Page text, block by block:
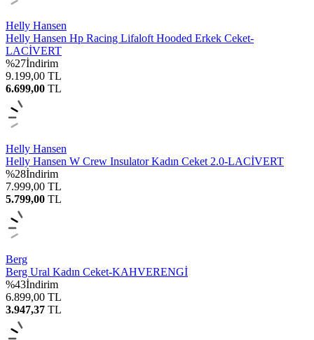
Helly Hansen
Helly Hansen Hp Racing Lifaloft Hooded Erkek Ceket-
LACİVERT
%27İndirim
9.199,00 TL
6.699,00 TL
Helly Hansen
Helly Hansen W Crew Insulator Kadın Ceket 2.0-LACİVERT
%28İndirim
7.999,00 TL
5.799,00 TL
Berg
Berg Ural Kadın Ceket-KAHVERENGİ
%43İndirim
6.899,00 TL
3.947,37 TL